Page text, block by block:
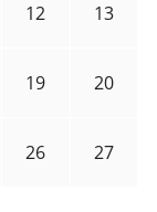
12 13
19 20
26 27